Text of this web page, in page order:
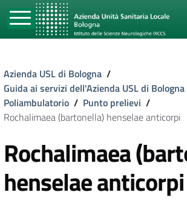
Azienda USL di Bologna /
Guida ai servizi dell'Azienda USL di Bologna
Poliambulatorio / Punto prelievi /
Rochalimaea (bartonella) henselae anticorpi
Rochalimaea
henselae anticorpi